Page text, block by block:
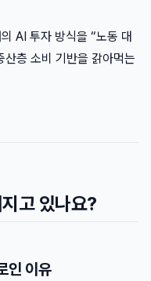
AI 투자 방식을 “노동 대
층 소비 기반을 갉아먹는
고 있나요?
인 이유